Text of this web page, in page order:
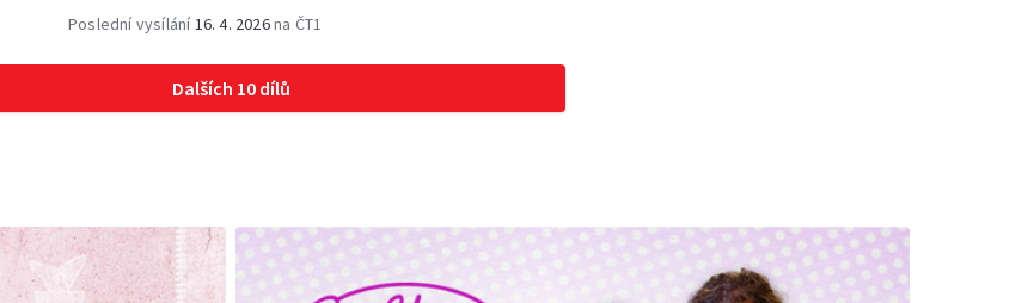
Poslední vysílání16. 4. 2026na ČT1
Dalších 10 dílů